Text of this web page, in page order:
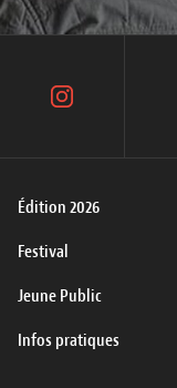
Édition 2026
Festival
Jeune Public
Infos pratiques
instagram